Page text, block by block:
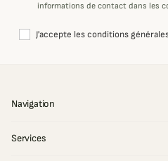
informations de contact dans les
J'accepte les conditions
Navigation
Services